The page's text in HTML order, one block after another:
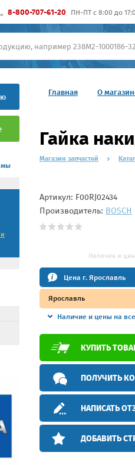
8-800-707-61-20 ПН-ПТ c 8:00 до
Главная О
Гайка
Магазин запчастей
Артикул: F00RJ02434
Производитель: BOSCH
Наличие и
Цена г. Ярославль
Ярославль
Наличие и цены на
КУПИТЬ
ПОЛУЧИТЬ
НАПИСАТЬ
ДОБАВИТЬ